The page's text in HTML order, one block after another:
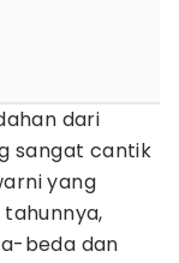
dari
sangat cantik
yang
beda dan